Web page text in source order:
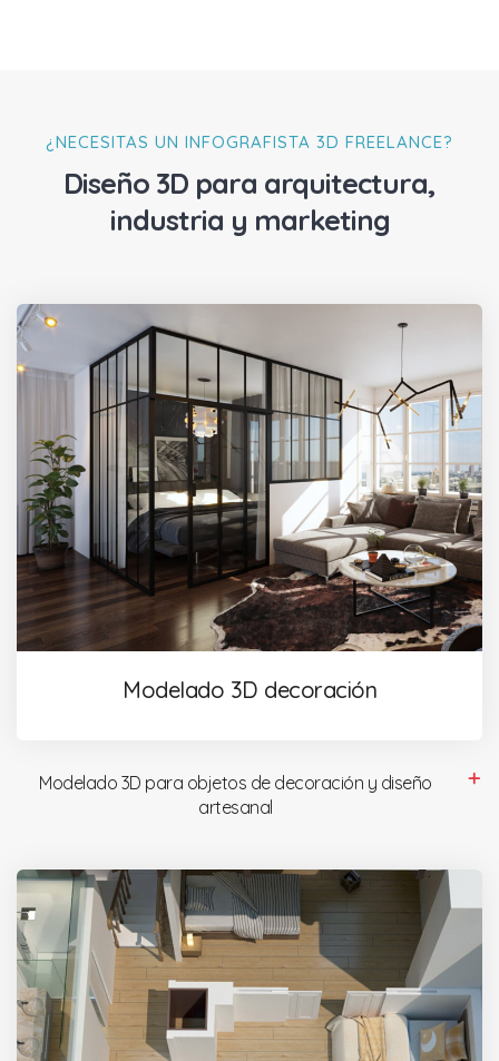
¿NECESITAS UN INFOGRAFISTA 3D FREELANCE?
Diseño 3D para arquitectura,
industria y marketing
Modelado 3D decoración
Modelado 3D para objetos de decoración y diseño
artesanal